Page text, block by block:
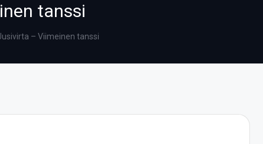
tanssi
– Viimeinen tanssi